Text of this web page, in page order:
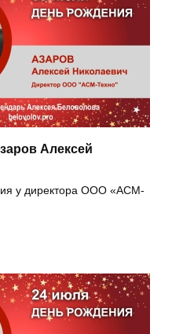
Алексей
у директора ООО «АСМ-